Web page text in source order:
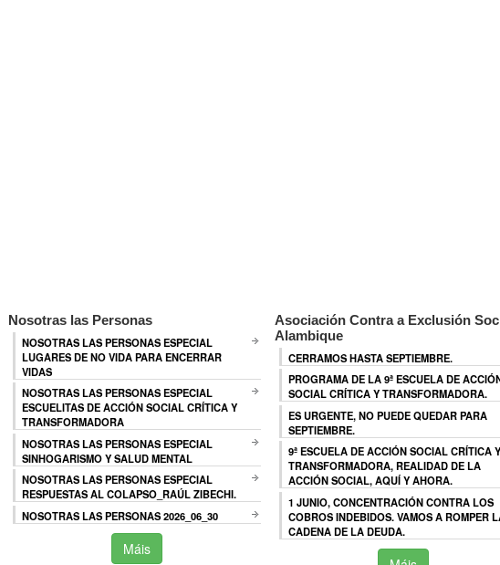
Nosotras las Personas
NOSOTRAS LAS PERSONAS ESPECIAL
LUGARES DE NO VIDA PARA ENCERRAR
VIDAS
NOSOTRAS LAS PERSONAS ESPECIAL
ESCUELITAS DE ACCIÓN SOCIAL CRÍTICA Y
TRANSFORMADORA
NOSOTRAS LAS PERSONAS ESPECIAL
SINHOGARISMO Y SALUD MENTAL
NOSOTRAS LAS PERSONAS ESPECIAL
RESPUESTAS AL COLAPSO_RAÚL ZIBECHI.
NOSOTRAS LAS PERSONAS 2026_06_30
Máis
Asociación Contra a Exclusión
Alambique
CERRAMOS HASTA SEPTIEMBRE.
PROGRAMA DE LA 9ª ESCUELA DE
SOCIAL CRÍTICA Y TRANSFORMADORA.
ES URGENTE, NO PUEDE QUEDAR PARA
SEPTIEMBRE.
9ª ESCUELA DE ACCIÓN SOCIAL CRÍTICA Y
TRANSFORMADORA, REALIDAD DE LA
ACCIÓN SOCIAL, AQUÍ Y AHORA.
1 JUNIO, CONCENTRACIÓN CONTRA LOS
COBROS INDEBIDOS. VAMOS A ROMPER
CADENA DE LA DEUDA.